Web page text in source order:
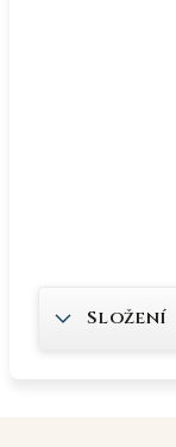
Složení